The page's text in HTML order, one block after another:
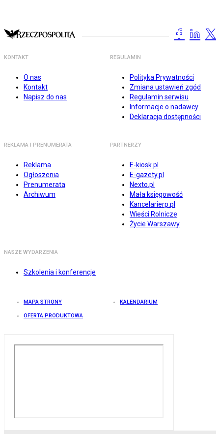
KONTAKT
O nas
Kontakt
Napisz do nas
REGULAMIN
Polityka Prywatności
Zmiana ustawień zgód
Regulamin serwisu
Informacje o nadawcy
Deklaracja dostępności
REKLAMA I PRENUMERATA
Reklama
Ogłoszenia
Prenumerata
Archiwum
PARTNERZY
E-kiosk.pl
E-gazety.pl
Nexto.pl
Mała księgowość
Kancelarierp.pl
Wieści Rolnicze
Życie Warszawy
NASZE WYDARZENIA
Szkolenia i konferencje
MAPA STRONY KALENDARIUM
OFERTA PRODUKTOWA